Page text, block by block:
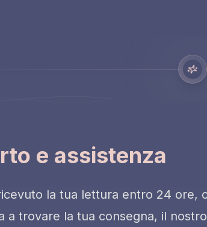
e assistenza
la tua lettura entro 24 ore,
a trovare la tua consegna, il